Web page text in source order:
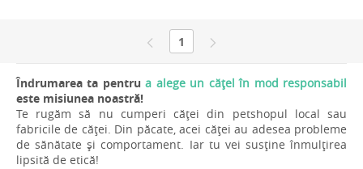
1
Îndrumarea ta pentrua alege un cățel în mod responsabil
este misiunea noastră!
Te rugăm să nu cumperi căței din petshopul local sau
fabricile de căței. Din păcate, acei căței au adesea probleme
de sănătate și comportament. Iar tu vei susține înmulțirea
lipsită de etică!